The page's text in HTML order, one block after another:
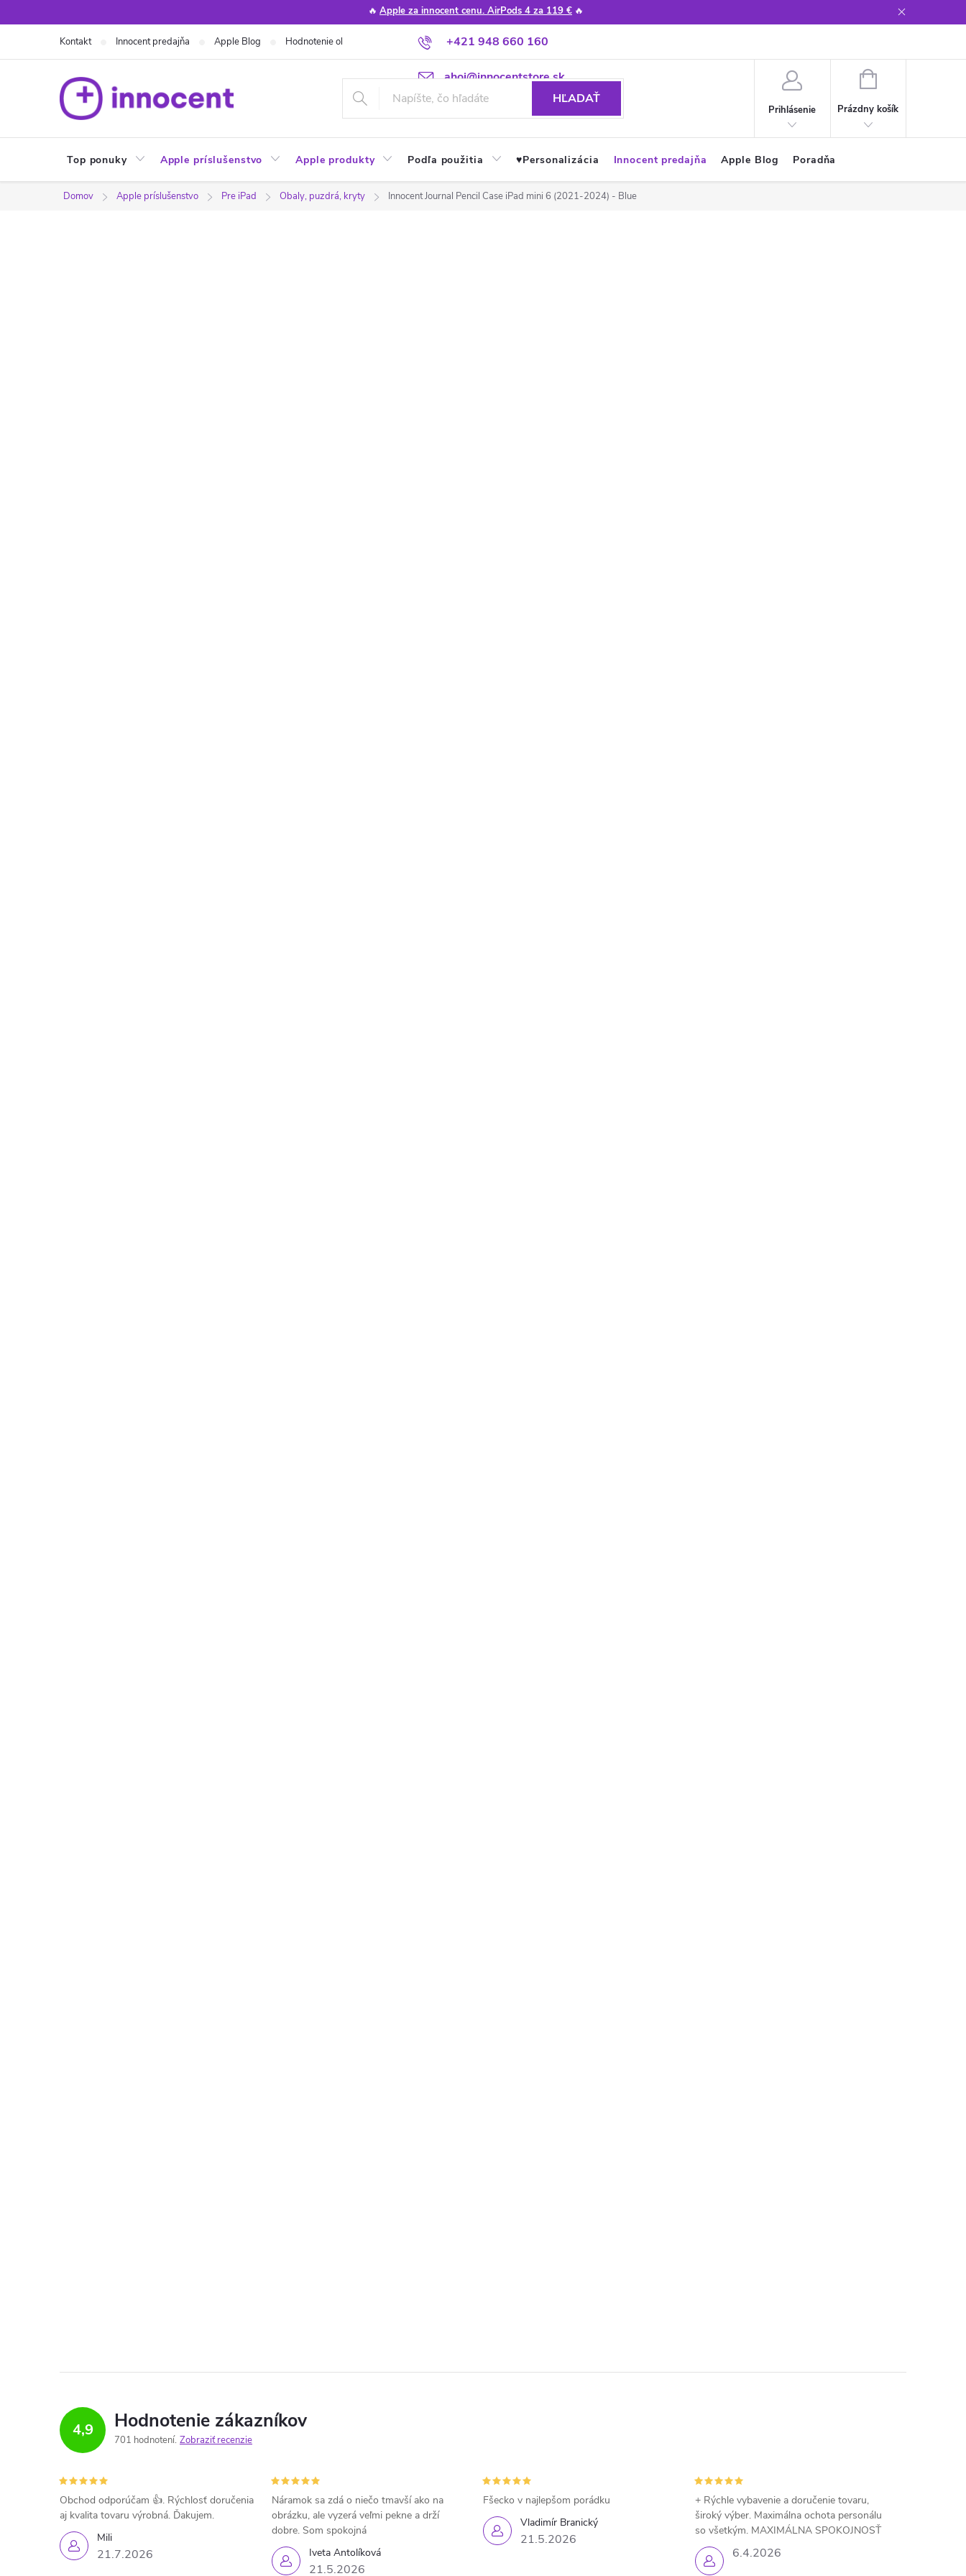
na
🔥 Apple za innocent cenu. AirPods 4 za 119 € 🔥
+421 948 660 160
ahoj@innocentstore.sk
Kontakt Innocent predajňa Apple Blog Hodnotenie obchodu Poradňa Apple návody a tipy
HĽADAŤ
Prihlásenie
NÁKUPNÝ
Prázdny košík
Top ponuky Apple príslušenstvo Apple produkty Podľa použitia ♥︎Personalizácia Innocent predajňa Apple Blog Poradňa
Domov Apple príslušenstvo Pre iPad Obaly, puzdrá, kryty Innocent Journal Pencil Case iPad mini 6 (2021-2024) - Blue
4,9 Hodnotenie zákazníkov
701 hodnotení Zobraziť recenzie
Mili
21.7.2026
Obchod odporúčam 👍. Rýchlosť doručenia
aj kvalita tovaru výrobná. Ďakujem.
Iveta Antolíková
21.5.2026
Náramok sa zdá o niečo tmavší ako na
obrázku, ale vyzerá veľmi pekne a drží
dobre. Som spokojná
Vladimír Branický
21.5.2026
Fšecko v najlepšom porádku
6.4.2026
+ Rýchle vybavenie a doručenie tovaru,
široký výber. Maximálna ochota personálu
so všetkým. MAXIMÁLNA SPOKOJNOSŤ